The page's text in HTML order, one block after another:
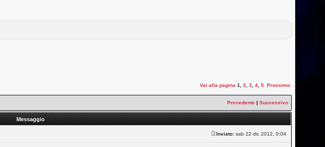
Vai alla pagina 1 ,2 ,3 ,4 ,5 Prossimo
Precedente |Successivo
Messaggio
Inviato: sab 22 dic 2012, 0:04